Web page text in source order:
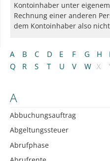
A B C D E F G H I
Q
R S T U V W X
A
Abbuchungsauftrag
Abgeltungssteuer
Abrufphase
Kontoinhaber unter
Rechnung einer anderen
dem Kontoinhaber also